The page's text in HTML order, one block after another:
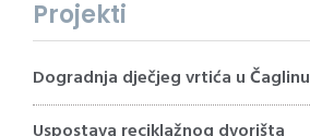
Projekti
Dogradnja dječjeg vrtića u Čaglinu